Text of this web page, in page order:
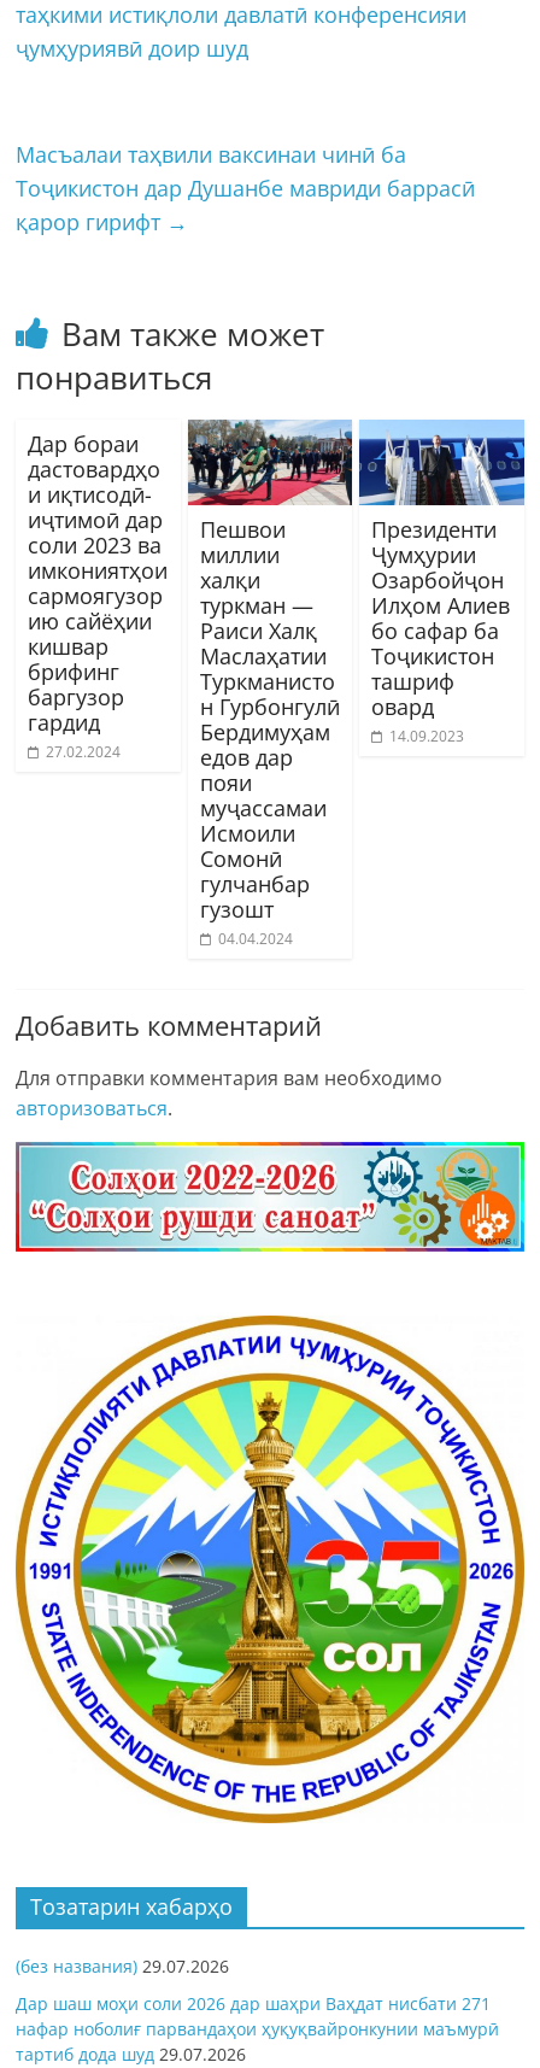
таҳкими истиқлоли давлатӣ конференсияи
ҷумҳуриявӣ доир шуд
Масъалаи таҳвили ваксинаи чинӣ ба
Тоҷикистон дар Душанбе мавриди баррасӣ
қарор гирифт →
Вам также может
понравиться
Дар бораи
дастовардҳо
и иқтисодӣ-
иҷтимоӣ дар
соли 2023 ва
имкониятҳои
сармоягузор
ию сайёҳии
кишвар
брифинг
баргузор
гардид
27.02.2024
Пешвои
миллии
халқи
туркман —
Раиси Халқ
Маслаҳатии
Туркманисто
н Гурбонгулӣ
Бердимуҳам
едов дар
пояи
муҷассамаи
Исмоили
Сомонӣ
гулчанбар
гузошт
04.04.2024
Президенти
Ҷумҳурии
Озарбойҷон
Илҳом Алиев
бо сафар ба
Тоҷикистон
ташриф
овард
14.09.2023
Добавить комментарий
Для отправки комментария вам необходимо
авторизоваться.
Тозатарин хабарҳо
(без названия) 29.07.2026
Дар шаш моҳи соли 2026 дар шаҳри Ваҳдат нисбати 271
нафар ноболиғ парвандаҳои ҳуқуқвайронкунии маъмурӣ
тартиб дода шуд 29.07.2026